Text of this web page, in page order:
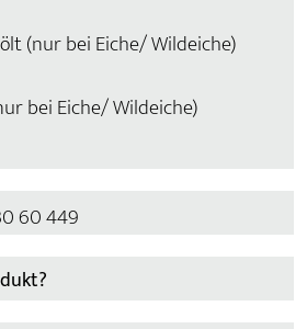
(nur bei Eiche/ Wildeiche)
bei Eiche/ Wildeiche)
60 449